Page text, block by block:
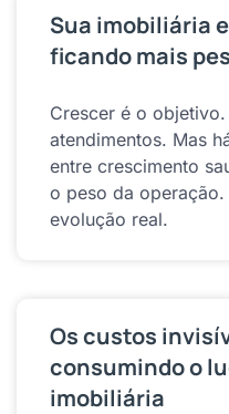
Sua imobiliária
ficando mais
Crescer é o
atendimentos. Mas
entre crescimento
o peso da
evolução real.
Os custos
consumindo o
imobiliária